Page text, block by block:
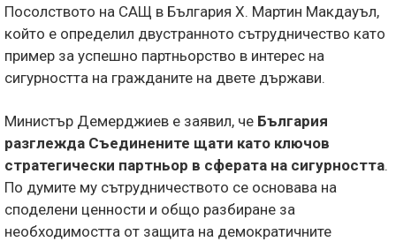
Посолството на САЩ в България Х. Мартин Макдауъл,
който е определил двустранното сътрудничество като
пример за успешно партньорство в интерес на
сигурността на гражданите на двете държави.
Министър Демерджиев е заявил, че България
разглежда Съединените щати като ключов
стратегически партньор в сферата на сигурността.
По думите му сътрудничеството се основава на
споделени ценности и общо разбиране за
необходимостта от защита на демократичните